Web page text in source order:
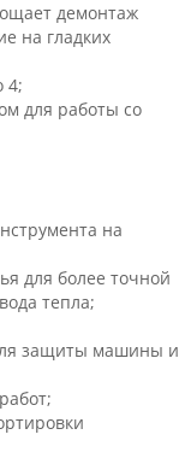
демонтаж
на гладких
4;
для работы со
на
для более точной
тепла;
защиты машины и